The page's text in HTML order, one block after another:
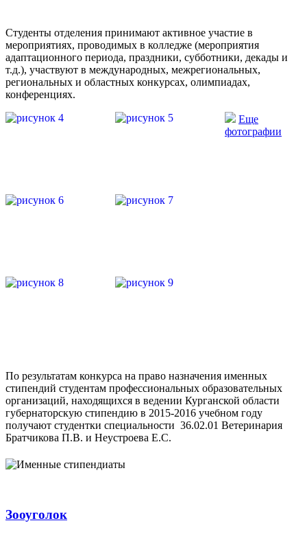
Студенты отделения принимают активное участие в
мероприятиях, проводимых в колледже (мероприятия
адаптационного периода, праздники, субботники, декады и
т.д.), участвуют в международных, межрегиональных,
региональных и областных конкурсах, олимпиадах,
конференциях.
Еще
фотографии
По результатам конкурса на право назначения именных
стипендий студентам профессиональных образовательных
организаций, находящихся в ведении Курганской области
губернаторскую стипендию в 2015-2016 учебном году
получают студентки специальности 36.02.01 Ветеринария
Братчикова П.В. и Неустроева Е.С.
Зооуголок